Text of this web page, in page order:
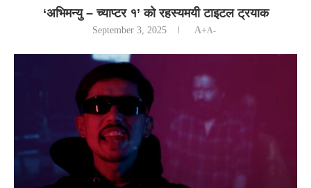
‘अभिमन्यु – च्याप्टर १’ को रहस्यमयी टाइटल ट्रयाक
September 3, 2025 A+A-